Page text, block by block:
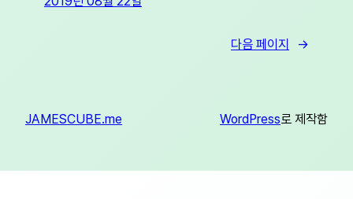
다음 페이지 →
JAMESCUBE.me WordPress로 제작함